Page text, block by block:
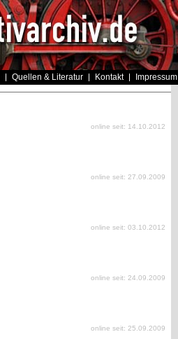
Quellen & Literatur Kontakt Impressum
online seit: 14.10.2012
online seit: 27.09.2009
online seit: 03.10.2012
online seit: 24.09.2009
online seit: 25.09.2009